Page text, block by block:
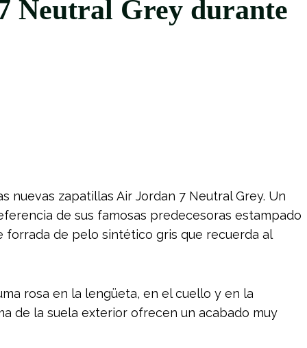
Neutral Grey durante
nuevas zapatillas Air Jordan 7 Neutral Grey. Un
de sus famosas predecesoras estampado
de pelo sintético gris que recuerda al
rosa en la lengüeta, en el cuello y en la
de la suela exterior ofrecen un acabado muy